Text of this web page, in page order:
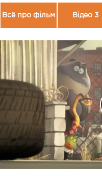
Всё про фільм Відео 3